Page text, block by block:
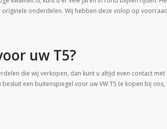
onderdelen. Wij hebben deze volop op
uw T5?
die wij verkopen, dan kunt u altijd even contact
een buitenspiegel voor uw VW T5 te kopen bij